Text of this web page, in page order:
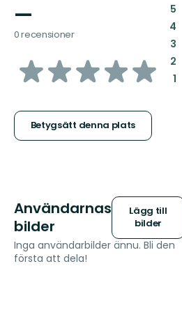
—
0 recensioner
av
stjärnor
Betygsätt denna plats
5:
4:
3:
2:
1:
Användarnas
bilder
Lägg till
bilder
Inga användarbilder ännu. Bli den
första att dela!